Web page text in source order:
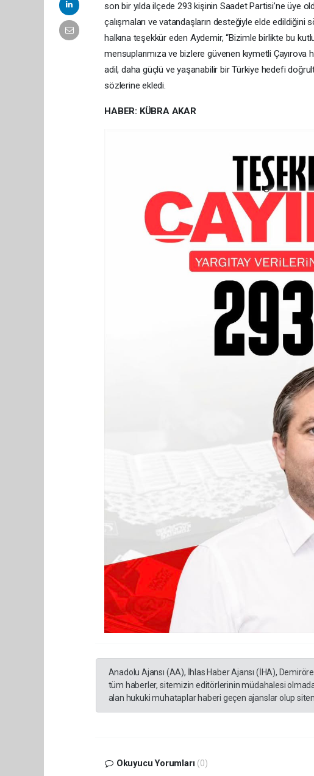
son bir yılda ilçede 293 kişinin Saadet Partisi’ne üye
çalışmaları ve vatandaşların desteğiyle elde edildiğini
halkına teşekkür eden Aydemir, “Bizimle birlikte bu
mensuplarımıza ve bizlere güvenen kıymetli
adil, daha güçlü ve yaşanabilir bir Türkiye hedefi
sözlerine ekledi.
HABER: KÜBRA AKAR
Anadolu Ajansı (AA), İhlas Haber Ajansı (İHA),
tüm haberler, sitemizin editörlerinin müdahalesi
alan hukuki muhataplar haberi geçen ajanslar olup
Okuyucu Yorumları (0)